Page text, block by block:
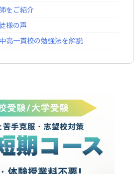
をご紹介
様の声
高一貫校の勉強法を解説